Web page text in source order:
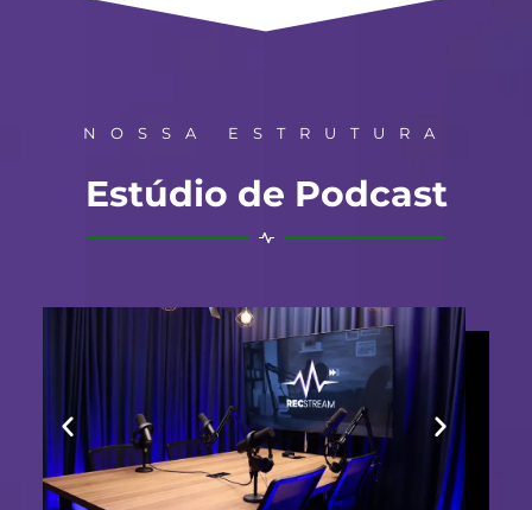
NOSSA ESTRUTURA
Estúdio de Podcast